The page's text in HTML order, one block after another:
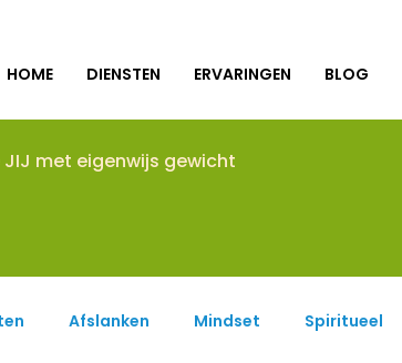
HOME DIENSTEN ERVARINGEN BLOG
met eigenwijs gewicht
Afslanken Mindset Spiritueel